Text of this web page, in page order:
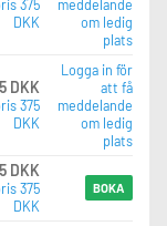
375
DKK
meddelande
om ledig
plats
DKK
375
DKK
Logga in för
att få
meddelande
om ledig
plats
DKK
375
DKK
BOKA